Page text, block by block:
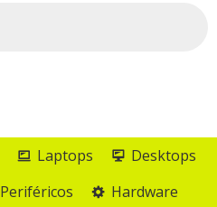
Laptops
Desktops
Periféricos
Hardware